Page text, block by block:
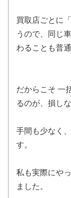
買取店ごとに
うので、同じ
わることも普
だからこそ 一
るのが、損し
手間も少なく
す。
私も実際にや
ました。